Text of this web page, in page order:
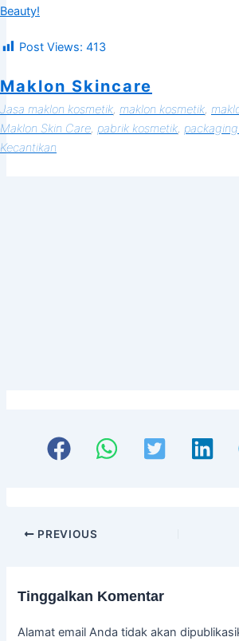
Beauty!
Post Views: 413
Maklon Skincare
Jasa maklon kosmetik, maklon kosmetik,
Maklon Skin Care, pabrik kosmetik,
Kecantikan
PREVIOUS
Tinggalkan Komentar
Alamat email Anda tidak akan